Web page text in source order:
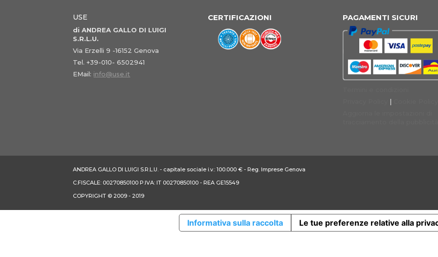
USE
di ANDREA GALLO DI LUIGI
S.R.L.U.
Via Erzelli 9 -16152 Genova
Tel. +39-010- 6502941
EMail: info@use.it
CERTIFICAZIONI PAGAMENTI SICURI
|
ANDREA GALLO DI LUIGI S.R.L.U. - capitale sociale i.v.: 100.000 € - Reg. Imprese Genova
C.FISCALE: 00270850100 P.IVA: IT 00270850100 - REA GE15549
COPYRIGHT © 2009 - 2019
Informativa sulla raccolta Le tue preferenze relative alla